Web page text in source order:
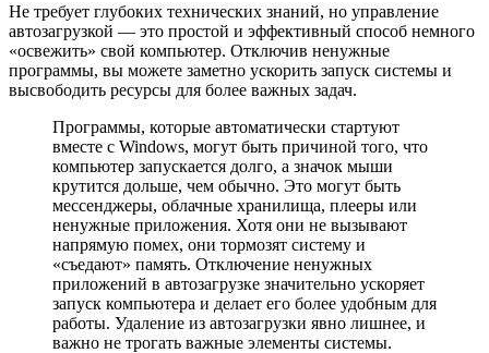
Не требует глубоких технических знаний, но управление
автозагрyзкой — это простой и эффективный способ немного
«освежить» свой компьютер. Отключив ненужные
программы, вы можете заметно ускорить запуск системы и
высвободить ресурсы для более важных задач.
Программы, которые автоматически стартуют
вместе с Windows, могут быть причиной того, что
компьютер запускается долго, а значок мыши
крутится дольше, чем обычно. Это могут быть
мессенджеры, облачные хранилища, плееры или
ненужные приложения. Хотя они не вызывают
напрямую помех, они тормозят систему и
«съедают» память. Отключение ненужных
приложений в автозагрузке значительно ускоряет
запуск компьютера и делает его более удобным для
работы. Удаление из автозагрузки явно лишнее, и
важно не трогать важные элементы системы.